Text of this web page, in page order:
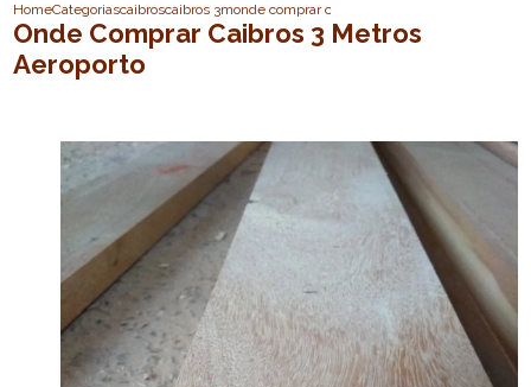
HomeCategoriascaibroscaibros 3monde comprar caibros 3 metros aeroporto
Onde Comprar Caibros 3 Metros
Aeroporto